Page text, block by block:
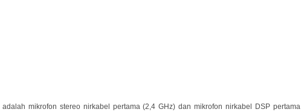
adalah mikrofon stereo nirkabel pertama (2,4 GHz) dan mikrofon nirkabel DSP pertama